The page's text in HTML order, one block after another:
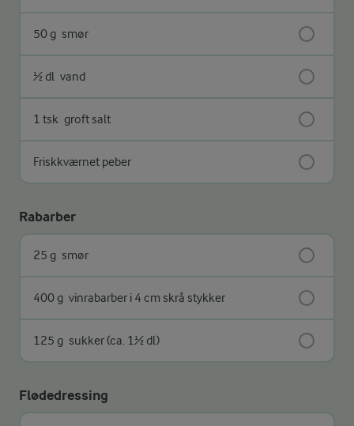
50 g smør
½ dl vand
1 tsk groft salt
Friskkværnet peber
Rabarber
25 g smør
400 g vinrabarber i 4 cm skrå stykker
125 g sukker (ca. 1½ dl)
Flødedressing